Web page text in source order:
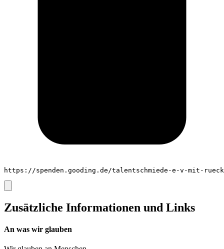
https://spenden.gooding.de/talentschmiede-e-v-mit-
Zusätzliche Informationen und Links
An was wir glauben